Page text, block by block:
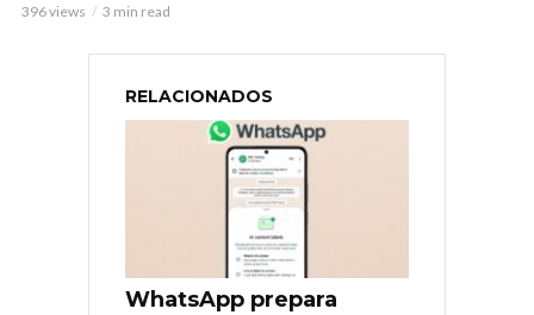
396 views 3 min read
RELACIONADOS
WhatsApp prepara